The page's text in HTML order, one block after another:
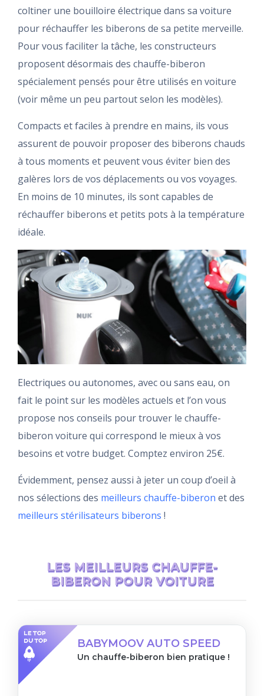
coltiner une bouilloire électrique dans sa voiture
pour réchauffer les biberons de sa petite merveille.
Pour vous faciliter la tâche, les constructeurs
proposent désormais des chauffe-biberon
spécialement pensés pour être utilisés en voiture
(voir même un peu partout selon les modèles).
Compacts et faciles à prendre en mains, ils vous
assurent de pouvoir proposer des biberons chauds
à tous moments et peuvent vous éviter bien des
galères lors de vos déplacements ou vos voyages.
En moins de 10 minutes, ils sont capables de
réchauffer biberons et petits pots à la température
idéale.
Electriques ou autonomes, avec ou sans eau, on
fait le point sur les modèles actuels et l’on vous
propose nos conseils pour trouver le chauffe-
biberon voiture qui correspond le mieux à vos
besoins et votre budget. Comptez environ 25€.
Évidemment, pensez aussi à jeter un coup d’oeil à
nos sélections des meilleurs chauffe-biberon et des
meilleurs stérilisateurs biberons !
LES MEILLEURS CHAUFFE-
BIBERON POUR VOITURE
BABYMOOV AUTO SPEED
Un chauffe-biberon bien pratique !